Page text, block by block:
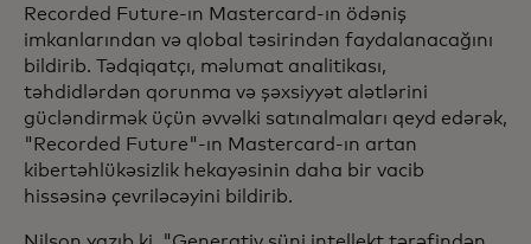
Recorded Future-ın Mastercard-ın ödəniş
imkanlarından və qlobal təsirindən faydalanacağını
bildirib. Tədqiqatçı, məlumat analitikası,
təhdidlərdən qorunma və şəxsiyyət alətlərini
gücləndirmək üçün əvvəlki satınalmaları qeyd edərək,
"Recorded Future"-ın Mastercard-ın artan
kibertəhlükəsizlik hekayəsinin daha bir vacib
hissəsinə çevriləcəyini bildirib.